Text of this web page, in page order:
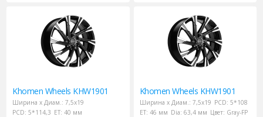
Khomen Wheels KHW1901
Ширина х Диам.: 7,5x19
PCD: 5*114,3 ET: 40 мм
Khomen Wheels KHW1901
Ширина х Диам.: 7,5x19 PCD: 5*108
ET: 46 мм Dia: 63,4 мм Цвет: Gray-FP